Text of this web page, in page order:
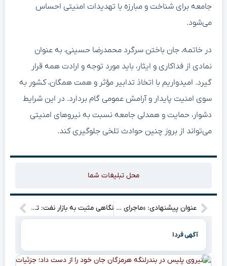
جامعه برای شناخت و مبارزه با تهدیدات امنیتی احساس
می‌شود.
در خاتمه، جان باختن سرگرد محمدرضا حسینی، به عنوان
نمادی از فداکاری و ایثار، باید مورد توجه و ارادت همه قرار
گیرد. امیدواریم با اتخاذ تدابیر مؤثر و همت همگان، کشور به
سوی امنیت پایدار و آرامش عمومی گام بردارد. در این شرایط
دشوار، حمایت و همدلی جامعه نسبت به نیروهای امنیتی
می‌تواند از بروز چنین حوادث تلخی جلوگیری کند.
محل تبلیغات شما
عنوان پیشنهادی: «ماجرای تلخ آدم‌ربایی و تجاوز به یک پسر ۱۴ ساله؛ دو متهم با حکم اعدام مواجه شدند» نگاهی مثبت به بازار نفت: تأثیر مذاکرات تجاری آمریکا و چین بر قیمت‌ها
آگهی فردا